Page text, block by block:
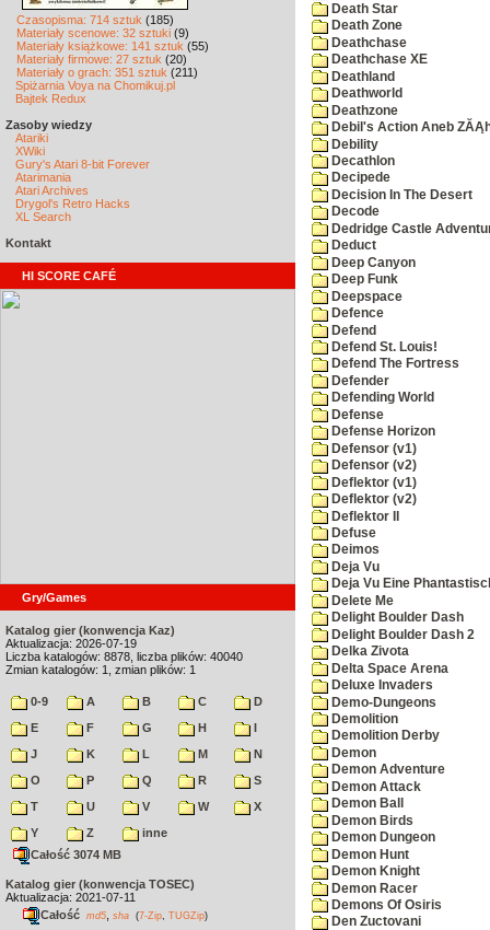
Czasopisma: 714 sztuk (185)
Materiały scenowe: 32 sztuki (9)
Materiały książkowe: 141 sztuk (55)
Materiały firmowe: 27 sztuk (20)
Materiały o grach: 351 sztuk (211)
Spiżarnia Voya na Chomikuj.pl
Bajtek Redux
Zasoby wiedzy
Atariki
XWiki
Gury's Atari 8-bit Forever
Atarimania
Atari Archives
Drygol's Retro Hacks
XL Search
Kontakt
HI SCORE CAFÉ
Gry/Games
Katalog gier (konwencja Kaz)
Aktualizacja: 2026-07-19
Liczba katalogów: 8878, liczba plików: 40040
Zmian katalogów: 1, zmian plików: 1
0-9 A B C
D
E
F G H
I
J
K L M
N
O
P Q R
S
T
U V W
X
Y
Z
inne
Całość 3074 MB
Katalog gier (konwencja TOSEC)
Aktualizacja: 2021-07-11
Całość md5 sha (7-Zip TUGZip)
Death Star
Death Zone
Deathchase
Deathchase XE
Deathland
Deathworld
Deathzone
Debil's Action Aneb
Debility
Decathlon
Decipede
Decision In The Desert
Decode
Dedridge Castle
Deduct
Deep Canyon
Deep Funk
Deepspace
Defence
Defend
Defend St. Louis!
Defend The Fortress
Defender
Defending World
Defense
Defense Horizon
Defensor (v1)
Defensor (v2)
Deflektor (v1)
Deflektor (v2)
Deflektor II
Defuse
Deimos
Deja Vu
Deja Vu Eine
Delete Me
Delight Boulder Dash
Delight Boulder Dash 2
Delka Zivota
Delta Space Arena
Deluxe Invaders
Demo-Dungeons
Demolition
Demolition Derby
Demon
Demon Adventure
Demon Attack
Demon Ball
Demon Birds
Demon Dungeon
Demon Hunt
Demon Knight
Demon Racer
Demons Of Osiris
Den Zuctovani